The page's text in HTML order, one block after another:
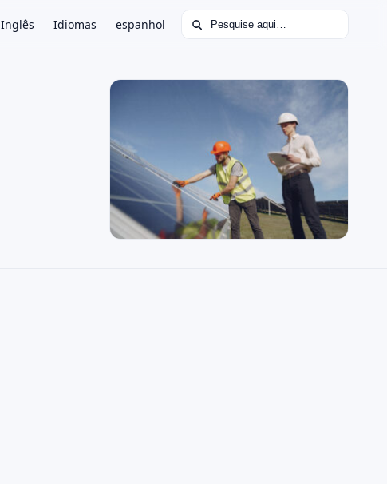
Inglês Idiomas espanhol Buscar por: